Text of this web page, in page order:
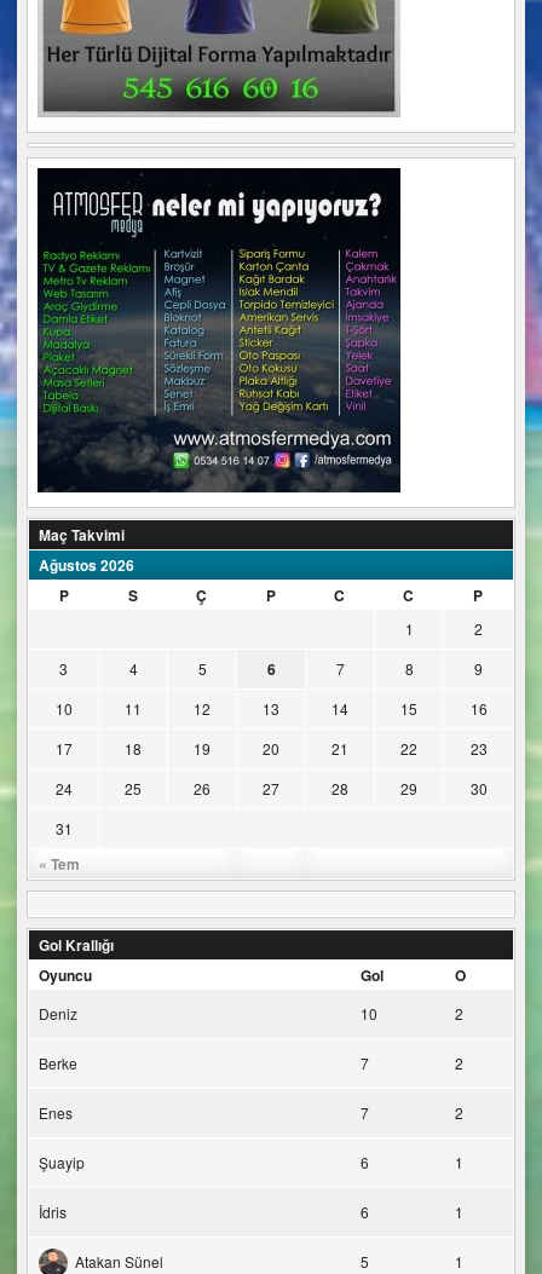
Maç Takvimi
Ağustos 2026
P
S Ç P C C P
« Tem
1
2
3
4 5 6 7 8
9
10
11 12 13 14 15
16
17
18 19 20 21 22
23
24
25 26 27 28 29
30
31
Gol Krallığı
Oyuncu
Gol O
Deniz 10 2
Berke 7 2
Enes 7 2
Şuayip 6 1
İdris 6 1
Atakan Sünel 5 1